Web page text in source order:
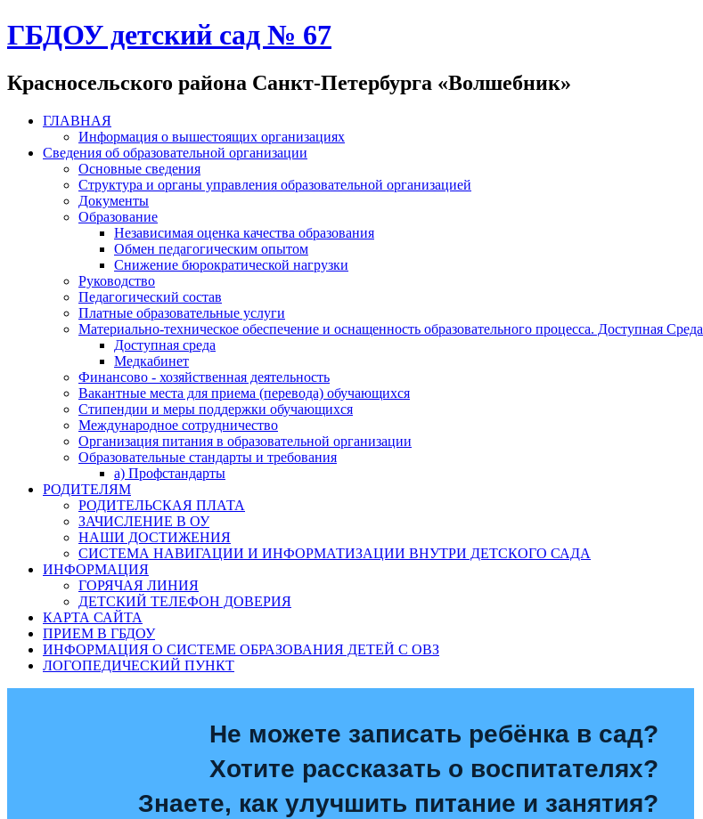
ГБДОУ детский сад № 67
Красносельского района Санкт-Петербурга «Волшебник»
ГЛАВНАЯ
Информация о вышестоящих организациях
Сведения об образовательной организации
Основные сведения
Структура и органы управления образовательной организацией
Документы
Образование
Независимая оценка качества образования
Обмен педагогическим опытом
Снижение бюрократической нагрузки
Руководство
Педагогический состав
Платные образовательные услуги
Материально-техническое обеспечение и оснащенность образовательного процесса. Доступная Среда
Доступная среда
Медкабинет
Финансово - хозяйственная деятельность
Вакантные места для приема (перевода) обучающихся
Стипендии и меры поддержки обучающихся
Международное сотрудничество
Организация питания в образовательной организации
Образовательные стандарты и требования
а) Профстандарты
РОДИТЕЛЯМ
РОДИТЕЛЬСКАЯ ПЛАТА
ЗАЧИСЛЕНИЕ В ОУ
НАШИ ДОСТИЖЕНИЯ
СИСТЕМА НАВИГАЦИИ И ИНФОРМАТИЗАЦИИ ВНУТРИ ДЕТСКОГО САДА
ИНФОРМАЦИЯ
ГОРЯЧАЯ ЛИНИЯ
ДЕТСКИЙ ТЕЛЕФОН ДОВЕРИЯ
КАРТА САЙТА
ПРИЕМ В ГБДОУ
ИНФОРМАЦИЯ О СИСТЕМЕ ОБРАЗОВАНИЯ ДЕТЕЙ С ОВЗ
ЛОГОПЕДИЧЕСКИЙ ПУНКТ
Не можете записать ребёнка в сад?
Хотите рассказать о воспитателях?
Знаете, как улучшить питание и занятия?